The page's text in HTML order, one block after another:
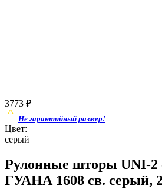
3773 ₽
Не гарантийный размер!
Цвет:
серый
Рулонные шторы UNI-2
ГУАНА 1608 св. серый,